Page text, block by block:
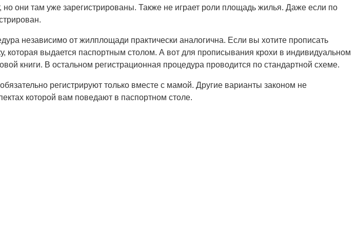
они там уже зарегистрированы. Также не играет роли площадь жилья. Даже если по
независимо от жилплощади практически аналогична. Если вы хотите прописать
которая выдается паспортным столом. А вот для прописывания крохи в индивидуальном
книги. В остальном регистрационная процедура проводится по стандартной схеме.
регистрируют только вместе с мамой. Другие варианты законом не
которой вам поведают в паспортном столе.